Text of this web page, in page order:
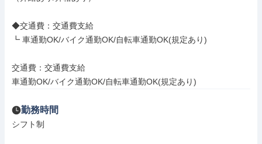
◆交通費：交通費支給
┗ 車通勤OK/バイク通勤OK/自転車通勤OK(規定あり)
交通費：交通費支給
車通勤OK/バイク通勤OK/自転車通勤OK(規定あり)
勤務時間
シフト制